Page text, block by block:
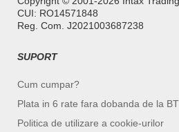
CUI: RO14571848
Reg. Com. J2021003687238
SUPORT
Cum cumpar?
Plata in 6 rate fara dobanda de la BT
Politica de utilizare a cookie-urilor